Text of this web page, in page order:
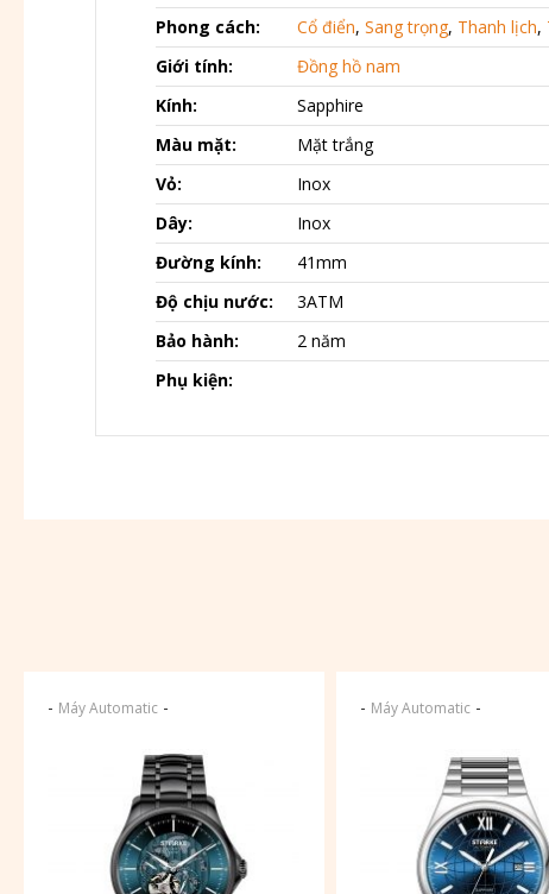
Phong cách:
Cổ điển, Sang trọng, Thanh lịch,
Giới tính:
Đồng hồ nam
Kính:
Sapphire
Màu mặt:
Mặt trắng
Vỏ:
Inox
Dây:
Inox
Đường kính:
41mm
Độ chịu nước:
3ATM
Bảo hành:
2 năm
Phụ kiện:
- Máy Automatic - - Máy Automatic-